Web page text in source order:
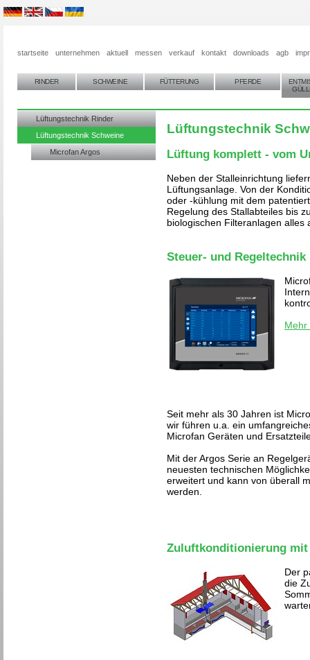
startseite unternehmen aktuell messen verkauf kontakt downloads agb
RINDER SCHWEINE FÜTTERUNG PFERDE
Lüftungstechnik Rinder
Lüftungstechnik Schweine
Microfan Argos
Lüftungstechnik
Lüftung komplett - vom
Neben der Stalleinrichtung
Lüftungsanlage. Von der
oder -kühlung mit dem
Regelung des Stallabteiles bis
biologischen Filteranlagen alles
Steuer- und Regeltechnik
Mehr
Seit mehr als 30 Jahren ist
wir führen u.a. ein
Microfan Geräten und
Mit der Argos Serie an
neuesten technischen
erweitert und kann von überall
werden.
Zuluftkonditionierung
Der
die